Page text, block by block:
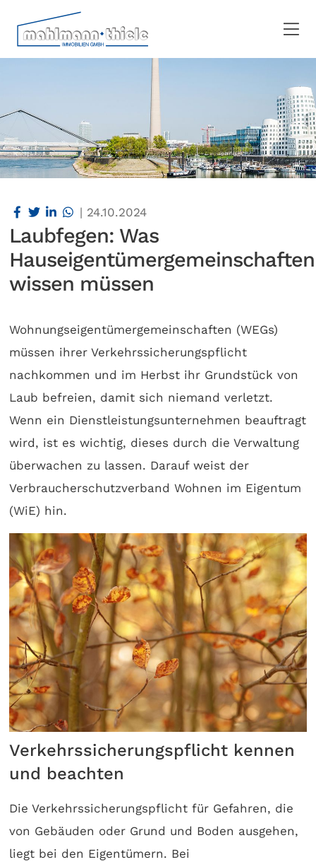
| 24.10.2024
Laubfegen: Was
Hauseigentümergemeinschaften
wissen müssen
Wohnungseigentümergemeinschaften (WEGs)
müssen ihrer Verkehrssicherungspflicht
nachkommen und im Herbst ihr Grundstück von
Laub befreien, damit sich niemand verletzt.
Wenn ein Dienstleistungsunternehmen beauftragt
wird, ist es wichtig, dieses durch die Verwaltung
überwachen zu lassen. Darauf weist der
Verbraucherschutzverband Wohnen im Eigentum
(WiE) hin.
Verkehrssicherungspflicht kennen
und beachten
Die Verkehrssicherungspflicht für Gefahren, die
von Gebäuden oder Grund und Boden ausgehen,
liegt bei den Eigentümern. Bei